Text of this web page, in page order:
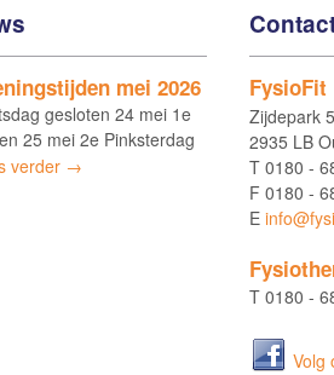
mei 2026
gesloten 24 mei 1e
25 mei 2e Pinksterdag
verder →
FysioFit
Zijdepark
2935 LB
T 0180 -
F 0180 -
E
T 0180 -
Volg